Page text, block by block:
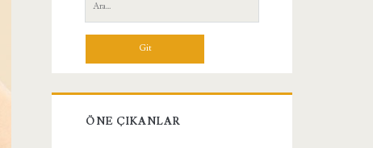
Yan
Menü
ÖNE ÇIKANLAR